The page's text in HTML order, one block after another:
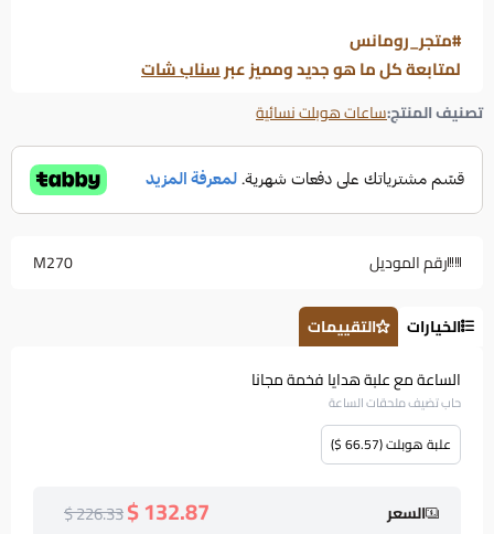
#متجر_رومانس
لمتابعة كل ما هو جديد ومميز عبرسناب شات
تصنيف المنتج:ساعات هوبلت نسائية
رقم الموديل M270
الخيارات
التقييمات
الساعة مع علبة هدايا فخمة مجانا
حاب تضيف ملحقات الساعة
علبة هوبلت (66.57 $)
السعر 132.87 $
226.33 $